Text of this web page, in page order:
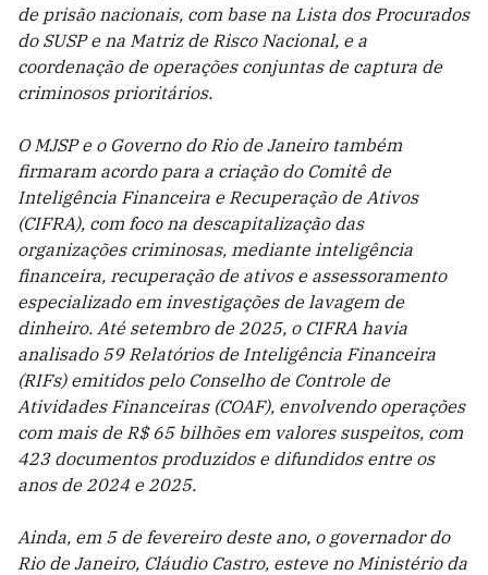
de prisão nacionais, com base na Lista dos Procurados
do SUSP e na Matriz de Risco Nacional, e a
coordenação de operações conjuntas de captura de
criminosos prioritários.
O MJSP e o Governo do Rio de Janeiro também
firmaram acordo para a criação do Comitê de
Inteligência Financeira e Recuperação de Ativos
(CIFRA), com foco na descapitalização das
organizações criminosas, mediante inteligência
financeira, recuperação de ativos e assessoramento
especializado em investigações de lavagem de
dinheiro. Até setembro de 2025, o CIFRA havia
analisado 59 Relatórios de Inteligência Financeira
(RIFs) emitidos pelo Conselho de Controle de
Atividades Financeiras (COAF), envolvendo operações
com mais de R$ 65 bilhões em valores suspeitos, com
423 documentos produzidos e difundidos entre os
anos de 2024 e 2025.
Ainda, em 5 de fevereiro deste ano, o governador do
Rio de Janeiro, Cláudio Castro, esteve no Ministério da